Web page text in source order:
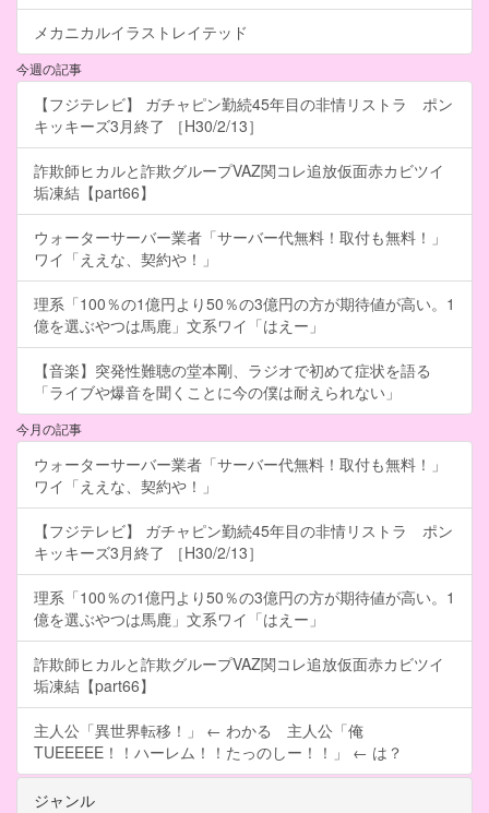
メカニカルイラストレイテッド
今週の記事
【フジテレビ】 ガチャピン勤続45年目の非情リストラ ポン
キッキーズ3月終了 ［H30/2/13］
詐欺師ヒカルと詐欺グループVAZ関コレ追放仮面赤カビツイ
垢凍結【part66】
ウォーターサーバー業者「サーバー代無料！取付も無料！」
ワイ「ええな、契約や！」
理系「100％の1億円より50％の3億円の方が期待値が高い。1
億を選ぶやつは馬鹿」文系ワイ「はえー」
【音楽】突発性難聴の堂本剛、ラジオで初めて症状を語る
「ライブや爆音を聞くことに今の僕は耐えられない」
今月の記事
ウォーターサーバー業者「サーバー代無料！取付も無料！」
ワイ「ええな、契約や！」
【フジテレビ】 ガチャピン勤続45年目の非情リストラ ポン
キッキーズ3月終了 ［H30/2/13］
理系「100％の1億円より50％の3億円の方が期待値が高い。1
億を選ぶやつは馬鹿」文系ワイ「はえー」
詐欺師ヒカルと詐欺グループVAZ関コレ追放仮面赤カビツイ
垢凍結【part66】
主人公「異世界転移！」 ← わかる 主人公「俺
TUEEEEE！！ハーレム！！たっのしー！！」 ← は？
ジャンル